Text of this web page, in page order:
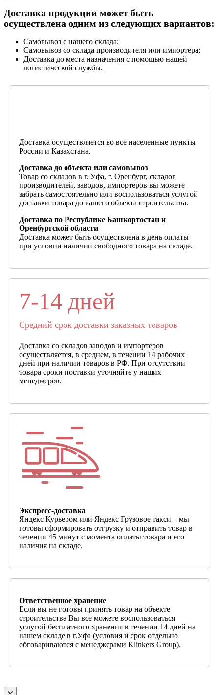
Доставка продукции может быть
осуществлена одним из следующих вариантов:
Самовывоз с нашего склада;
Самовывоз со склада производителя или импортера;
Доставка до места назначения с помощью нашей
логистической службы.
Доставка осуществляется во все населенные пункты
России и Казахстана.
Доставка до объекта или самовывоз
Товар со складов в г. Уфа, г. Оренбург, складов
производителей, заводов, импортеров вы можете
забрать самостоятельно или воспользоваться услугой
доставки товара до вашего объекта строительства.
Доставка по Республике Башкортостан и
Оренбургской области
Доставка может быть осуществлена в день оплаты
при условии наличии свободного товара на складе.
7-14 дней
Средний срок доставки заказных товаров
Доставка со складов заводов и импортеров
осуществляется, в среднем, в течении 14 рабочих
дней при наличии товаров в РФ. При отсутствии
товара сроки поставки уточняйте у наших
менеджеров.
Экспресс-доставка
Яндекс Курьером или Яндекс Грузовое такси – мы
готовы сформировать отгрузку и отправить товар в
течении 45 минут с момента оплаты товара и его
наличия на складе.
Ответственное хранение
Если вы не готовы принять товар на объекте
строительства Вы все можете воспользоваться
услугой бесплатного хранения в течении 14 дней на
нашем складе в г.Уфа (условия и срок отдельно
обговариваются с менеджерами Klinkers Group).